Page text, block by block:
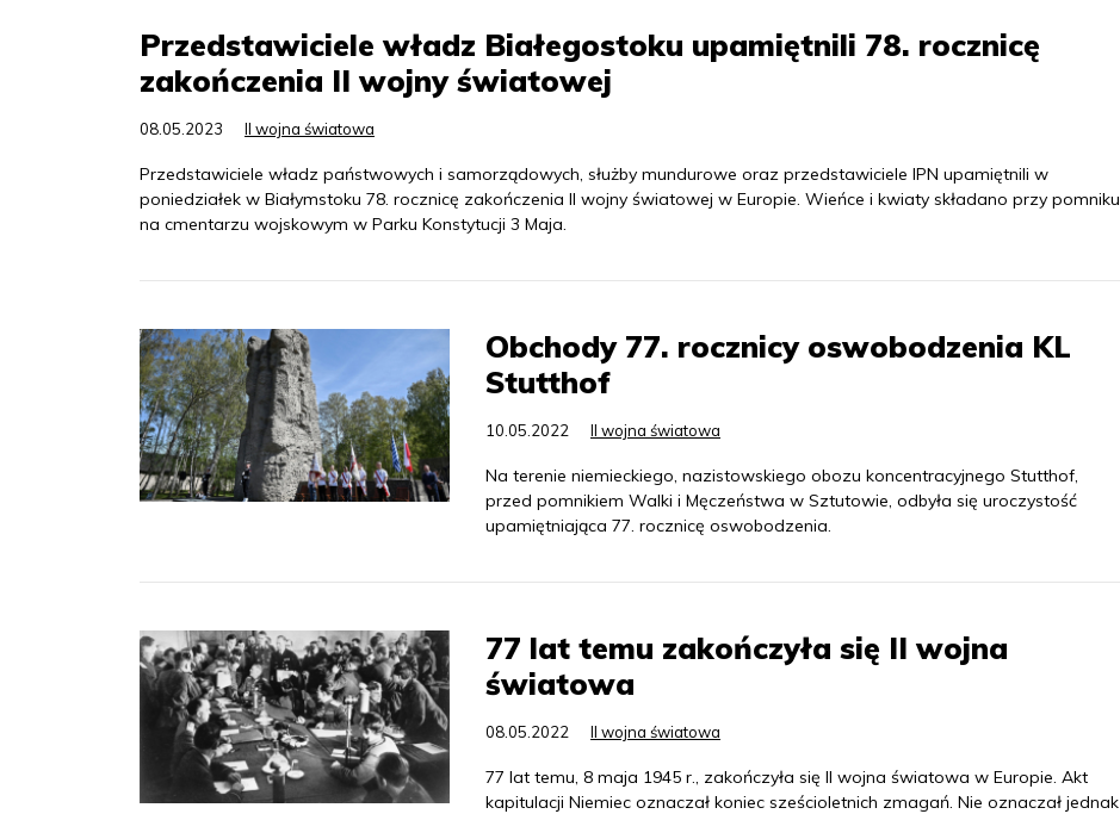
Przedstawiciele władz Białegostoku upamiętnili 78. rocznicę
zakończenia II wojny światowej
08.05.2023 II wojna światowa
Przedstawiciele władz państwowych i samorządowych, służby mundurowe oraz przedstawiciele IPN upamiętnili w
poniedziałek w Białymstoku 78. rocznicę zakończenia II wojny światowej w Europie. Wieńce i kwiaty składano przy pomniku
na cmentarzu wojskowym w Parku Konstytucji 3 Maja.
Obchody 77. rocznicy oswobodzenia KL
Stutthof
10.05.2022 II wojna światowa
Na terenie niemieckiego, nazistowskiego obozu koncentracyjnego Stutthof,
przed pomnikiem Walki i Męczeństwa w Sztutowie, odbyła się uroczystość
upamiętniająca 77. rocznicę oswobodzenia.
77 lat temu zakończyła się II wojna
światowa
08.05.2022 II wojna światowa
77 lat temu, 8 maja 1945 r., zakończyła się II wojna światowa w Europie. Akt
kapitulacji Niemiec oznaczał koniec sześcioletnich zmagań. Nie oznaczał jednak